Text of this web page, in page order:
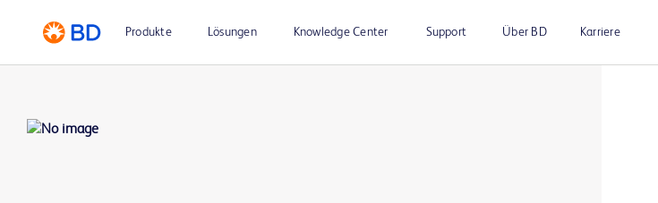
Produkte Lösungen Knowledge Center Support Über BD Karriere